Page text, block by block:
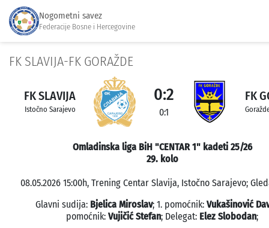
Nogometni savez
Federacije Bosne i Hercegovine
FK SLAVIJA-FK GORAŽDE
FK SLAVIJA
Istočno Sarajevo
0:2
0:1
FK
Omladinska liga BiH "CENTAR 1" kadeti 25/26
29. kolo
08.05.2026 15:00h, Trening Centar Slavija, Istočno Sarajevo;
Glavni sudija: Bjelica Miroslav; 1. pomoćnik: Vukašinović
pomoćnik: Vujičić Stefan; Delegat: Elez Slobodan;